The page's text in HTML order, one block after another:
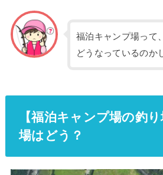
福泊キャンプ場って
どうなっているのか
【福泊キャンプ場の釣
場はどう？